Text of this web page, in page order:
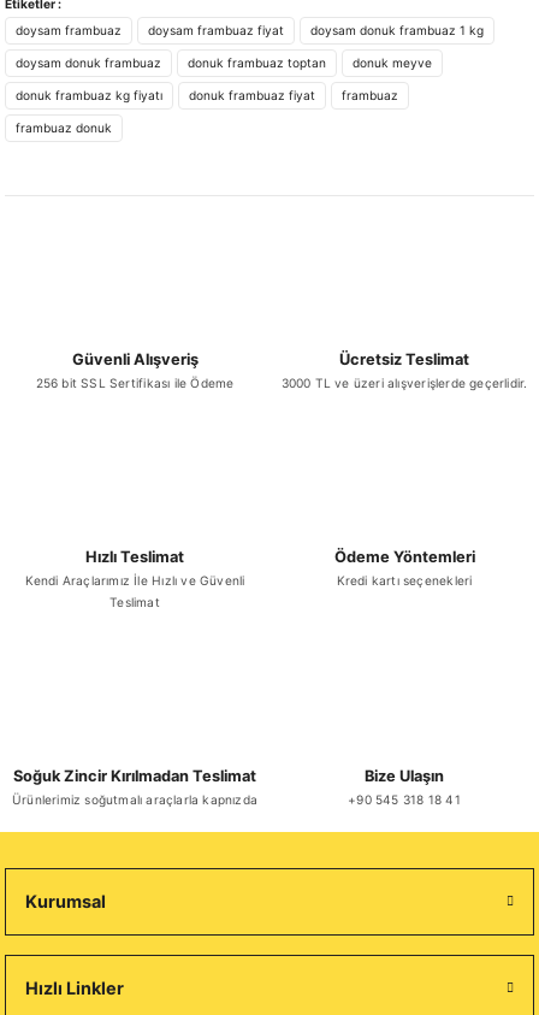
iletebilirsiniz.
Görüş ve önerileriniz için teşekkür ederiz.
Ürün resmi kalitesiz, bozuk veya görüntülenemiyor.
Ürün açıklamasında eksik bilgiler bulunuyor.
Etiketler :
doysam frambuaz
doysam frambuaz fiyat doysam donuk frambuaz 1 kg
doysam donuk frambuaz donuk frambuaz toptan donuk meyve
donuk frambuaz kg fiyatı donuk frambuaz fiyat frambuaz
frambuaz donuk
Güvenli Alışveriş
256 bit SSL Sertifikası ile Ödeme
Ücretsiz Teslimat
3000 TL ve üzeri alışverişlerde geçerlidir.
Hızlı Teslimat
Kendi Araçlarımız İle Hızlı ve Güvenli
Teslimat
Ödeme Yöntemleri
Kredi kartı seçenekleri
Soğuk Zincir Kırılmadan Teslimat
Ürünlerimiz soğutmalı araçlarla kapnızda
Bize Ulaşın
+90 545 318 18 41
Kurumsal
Hızlı Linkler